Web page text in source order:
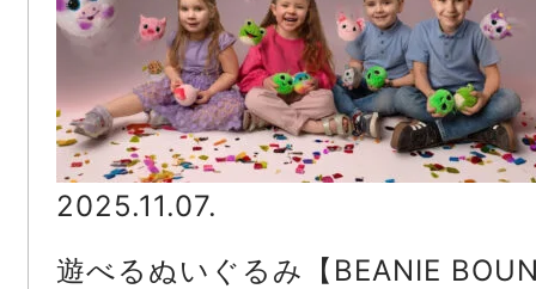
2025.11.07.
遊べるぬいぐるみ【BEANIE